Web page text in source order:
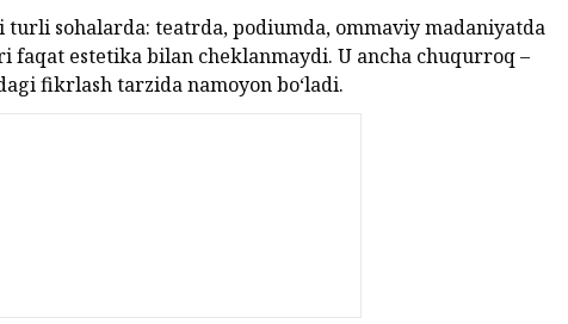
sohalarda: teatrda, podiumda, ommaviy madaniyatda
faqat estetika bilan cheklanmaydi. U ancha chuqurroq –
fikrlash tarzida namoyon bo‘ladi.